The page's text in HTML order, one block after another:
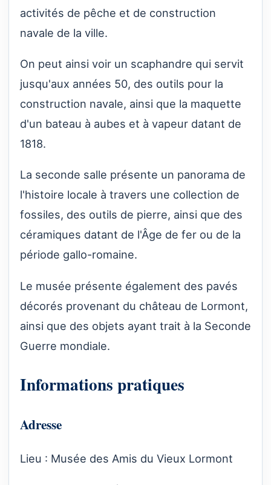
activités de pêche et de construction
navale de la ville.
On peut ainsi voir un scaphandre qui servit
jusqu'aux années 50, des outils pour la
construction navale, ainsi que la maquette
d'un bateau à aubes et à vapeur datant de
1818.
La seconde salle présente un panorama de
l'histoire locale à travers une collection de
fossiles, des outils de pierre, ainsi que des
céramiques datant de l'Âge de fer ou de la
période gallo-romaine.
Le musée présente également des pavés
décorés provenant du château de Lormont,
ainsi que des objets ayant trait à la Seconde
Guerre mondiale.
Informations pratiques
Adresse
Lieu : Musée des Amis du Vieux Lormont